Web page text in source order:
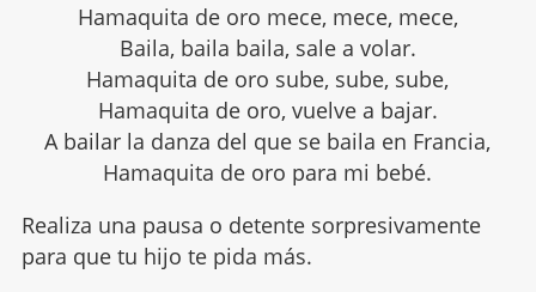
Hamaquita de oro mece, mece, mece,
Baila, baila baila, sale a volar.
Hamaquita de oro sube, sube, sube,
Hamaquita de oro, vuelve a bajar.
A bailar la danza del que se baila en Francia,
Hamaquita de oro para mi bebé.
Realiza una pausa o detente sorpresivamente
para que tu hijo te pida más.